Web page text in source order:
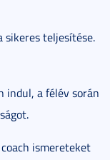
sikeres teljesítése.
indul, a félév során
ismereteket